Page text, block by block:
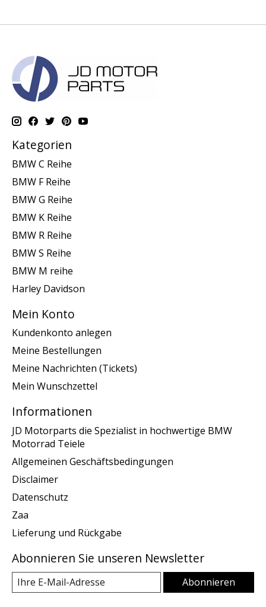
Kategorien
BMW C Reihe
BMW F Reihe
BMW G Reihe
BMW K Reihe
BMW R Reihe
BMW S Reihe
BMW M reihe
Harley Davidson
Mein Konto
Kundenkonto anlegen
Meine Bestellungen
Meine Nachrichten (Tickets)
Mein Wunschzettel
Informationen
JD Motorparts die Spezialist in hochwertige BMW
Motorrad Teiele
Allgemeinen Geschäftsbedingungen
Disclaimer
Datenschutz
Zaa
Lieferung und Rückgabe
Abonnieren Sie unseren Newsletter
Abonnieren